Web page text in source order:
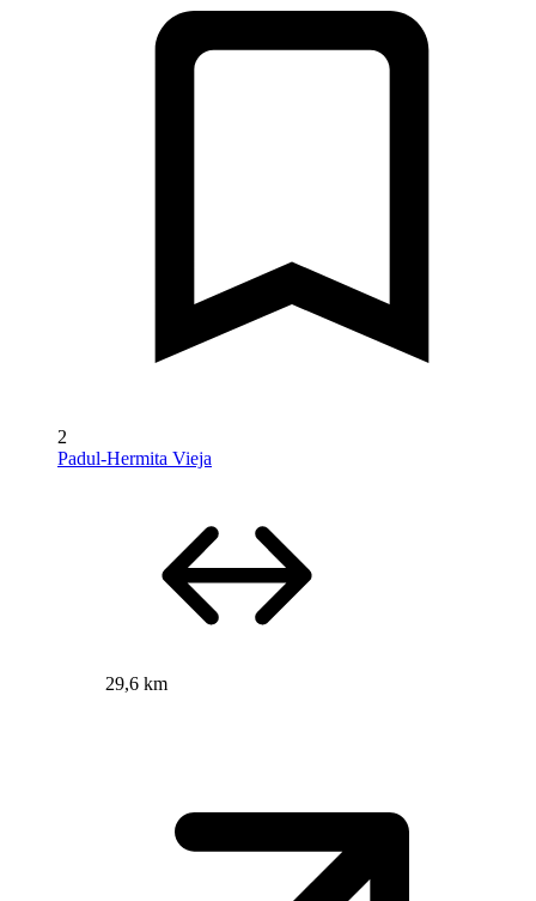
2
Padul-Hermita Vieja
29,6 km